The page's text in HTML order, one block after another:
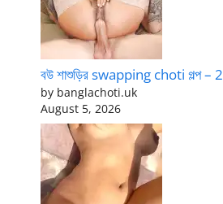
বউ শাশুড়ির swapping choti গল্প – 2
by banglachoti.uk
August 5, 2026